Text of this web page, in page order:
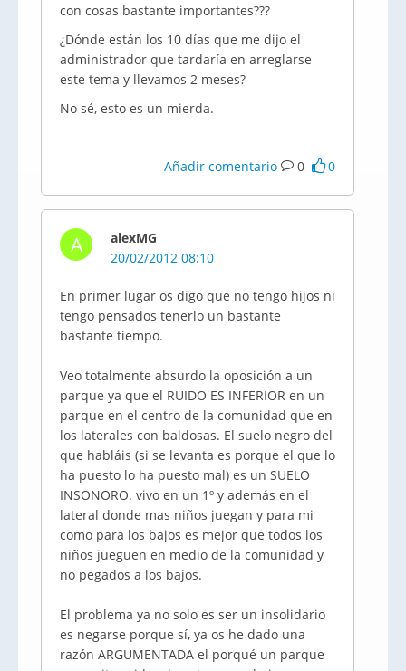
con cosas bastante importantes???
¿Dónde están los 10 días que me dijo el
administrador que tardaría en arreglarse
este tema y llevamos 2 meses?
No sé, esto es un mierda.
Añadir comentario 0 0
A
alexMG
20/02/2012 08:10
En primer lugar os digo que no tengo hijos ni
tengo pensados tenerlo un bastante
bastante tiempo.
Veo totalmente absurdo la oposición a un
parque ya que el RUIDO ES INFERIOR en un
parque en el centro de la comunidad que en
los laterales con baldosas. El suelo negro del
que habláis (si se levanta es porque el que lo
ha puesto lo ha puesto mal) es un SUELO
INSONORO. vivo en un 1º y además en el
lateral donde mas niños juegan y para mi
como para los bajos es mejor que todos los
niños jueguen en medio de la comunidad y
no pegados a los bajos.
El problema ya no solo es ser un insolidario
es negarse porque sí, ya os he dado una
razón ARGUMENTADA el porqué un parque